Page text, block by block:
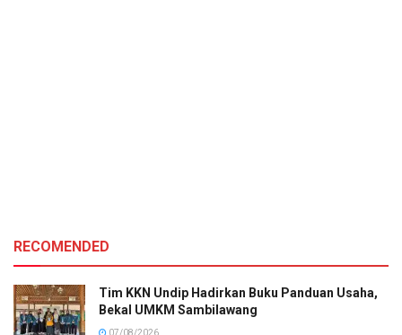
RECOMENDED
Tim KKN Undip Hadirkan Buku Panduan Usaha,
Bekal UMKM Sambilawang
07/08/2026